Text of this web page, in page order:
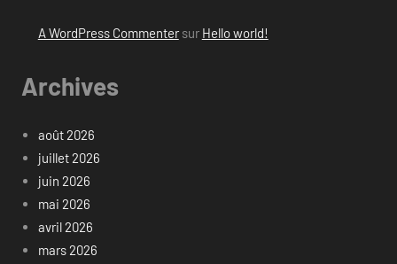
A WordPress Commentersur Hello world!
Archives
août 2026
juillet 2026
juin 2026
mai 2026
avril 2026
mars 2026